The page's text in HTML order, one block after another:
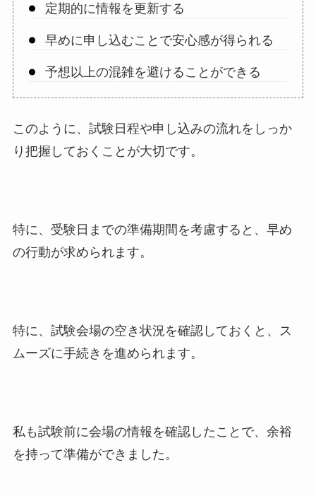
定期的に情報を更新する
早めに申し込むことで安心感が得られる
予想以上の混雑を避けることができる
このように、試験日程や申し込みの流れをしっか
り把握しておくことが大切です。
特に、受験日までの準備期間を考慮すると、早め
の行動が求められます。
特に、試験会場の空き状況を確認しておくと、ス
ムーズに手続きを進められます。
私も試験前に会場の情報を確認したことで、余裕
を持って準備ができました。